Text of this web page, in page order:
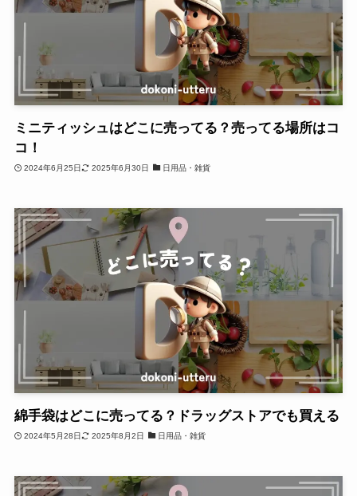
ミニティッシュはどこに売ってる？売ってる場所はコ
コ！
2024年6月25日 2025年6月30日 日用品・雑貨
綿手袋はどこに売ってる？ドラッグストアでも買える
2024年5月28日 2025年8月2日 日用品・雑貨